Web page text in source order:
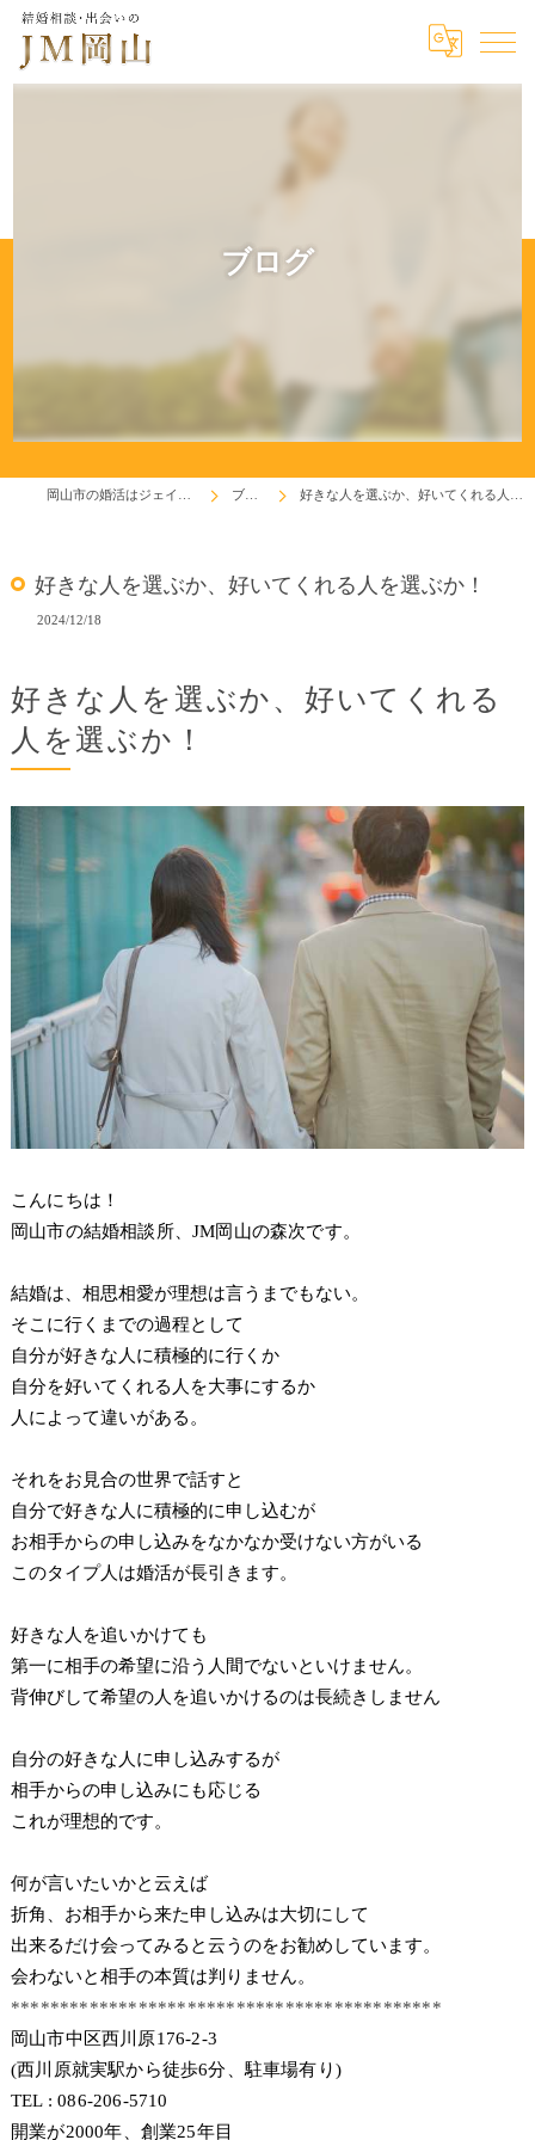
ブログ
ブログ 好きな人を選ぶか、好いてくれる人を選ぶか！
好きな人を選ぶか、好いてくれる人を選ぶか！
2024/12/18
好きな人を選ぶか、好いてくれる
人を選ぶか！
こんにちは！
岡山市の結婚相談所、JM岡山の森次です。
結婚は、相思相愛が理想は言うまでもない。
そこに行くまでの過程として
自分が好きな人に積極的に行くか
自分を好いてくれる人を大事にするか
人によって違いがある。
それをお見合の世界で話すと
自分で好きな人に積極的に申し込むが
お相手からの申し込みをなかなか受けない方がいる
このタイプ人は婚活が長引きます。
好きな人を追いかけても
第一に相手の希望に沿う人間でないといけません。
背伸びして希望の人を追いかけるのは長続きしません
自分の好きな人に申し込みするが
相手からの申し込みにも応じる
これが理想的です。
何が言いたいかと云えば
折角、お相手から来た申し込みは大切にして
出来るだけ会ってみると云うのをお勧めしています。
会わないと相手の本質は判りません。
********************************************
岡山市中区西川原176-2-3
(西川原就実駅から徒歩6分、駐車場有り)
TEL : 086-206-5710
開業が2000年、創業25年目